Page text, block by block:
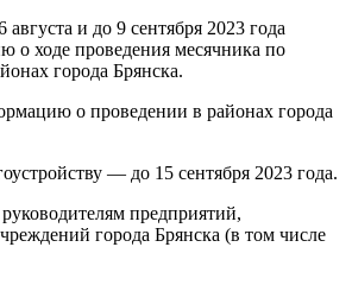
и до 9 сентября 2023 года
о ходе проведения месячника по
города Брянска.
о проведении в районах города
— до 15 сентября 2023 года.
предприятий,
города Брянска (в том числе